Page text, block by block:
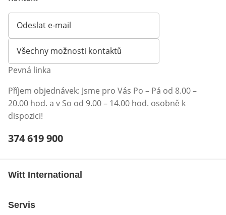
Odeslat e-mail
Otevírá e-mailového klienta
Všechny možnosti kontaktů
Pevná linka
Příjem objednávek: Jsme pro Vás Po – Pá od 8.00 –
20.00 hod. a v So od 9.00 – 14.00 hod. osobně k
dispozici!
Telefonní číslo:
374 619 900
Witt International
Servis